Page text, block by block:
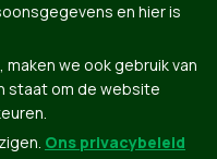
en hier is
we ook gebruik van
staat om de website
Ons privacybeleid